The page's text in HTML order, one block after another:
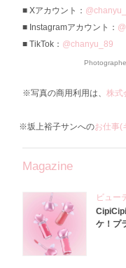
Xアカウント：
Instagramアカウント：
TikTok： @chanyu_89
※写真の商用利用は、 株式
※坂上裕子サンへのお仕事(
Magazine
ビュー
ケ！プ